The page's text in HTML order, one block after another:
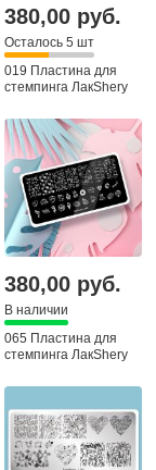
380,00 руб.
Осталось 5 шт
019 Пластина для
стемпинга ЛакShery
380,00 руб.
В наличии
065 Пластина для
стемпинга ЛакShery